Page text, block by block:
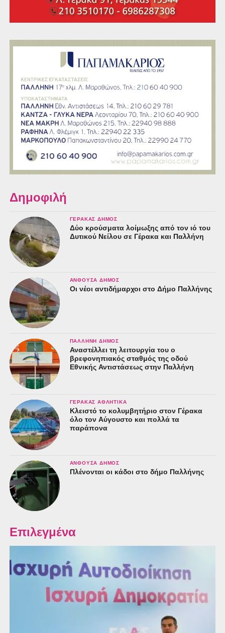
Δημοφιλή
ΓΈΡΑΚΑΣ ΔΉΜΟΣ
Δύο κρούσματα λοίμωξης από τον ιό του
Δυτικού Νείλου σε Γέρακα και Παλλήνη
ΑΝΘΟΎΣΑ ΔΉΜΟΣ
Οι νέοι αντιδήμαρχοι στο Δήμο Παλλήνης
ΠΑΛΛΉΝΗ ΔΉΜΟΣ
Αναστέλλει τη λειτουργία του ο
βρεφονηπιακός σταθμός της οδού
Εθνικής Αντιστάσεως στην Παλλήνη
ΓΈΡΑΚΑΣ ΑΘΛΗΤΙΚΆ
Κλειστό το κολυμβητήριο στον Γέρακα
όλο τον Αύγουστο και πολλά τα
παράπονα
ΑΝΘΟΎΣΑ ΔΉΜΟΣ
Πλένονται οι κάδοι στο δήμο Παλλήνης
Επιλεγμένα